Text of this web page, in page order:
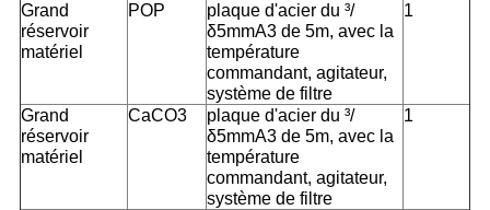
Grand
réservoir
matériel
POP
plaque d'acier du ³/
δ5mmA3 de 5m, avec la
température
commandant, agitateur,
système de filtre
1
Grand
réservoir
matériel
CaCO3
plaque d'acier du ³/
δ5mmA3 de 5m, avec la
température
commandant, agitateur,
système de filtre
1